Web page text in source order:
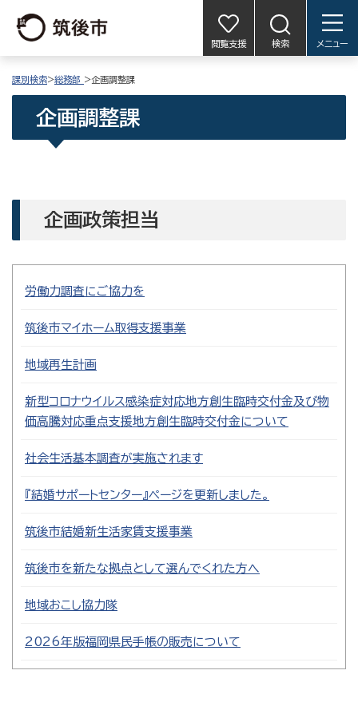
閲覧支援 検索 メニュー
課別検索>総務部 >企画調整課
企画調整課
企画政策担当
労働力調査にご協力を
筑後市マイホーム取得支援事業
地域再生計画
新型コロナウイルス感染症対応地方創生臨時交付金及び物
価高騰対応重点支援地方創生臨時交付金について
社会生活基本調査が実施されます
『結婚サポートセンター』ページを更新しました。
筑後市結婚新生活家賃支援事業
筑後市を新たな拠点として選んでくれた方へ
地域おこし協力隊
2026年版福岡県民手帳の販売について